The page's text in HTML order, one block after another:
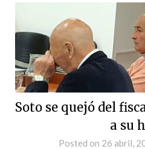
Soto se quejó del
a su
Posted on 26 abril,